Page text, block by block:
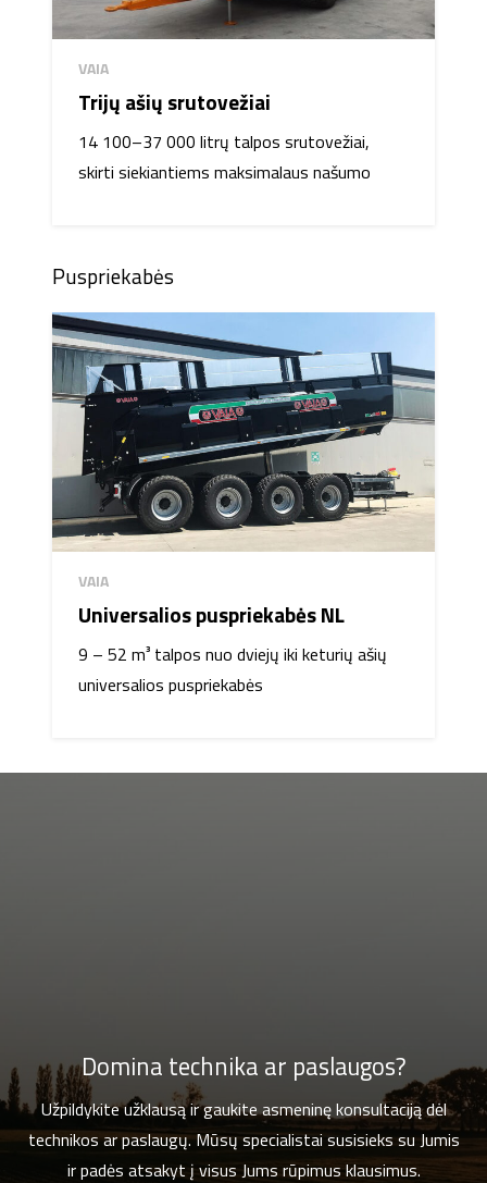
VAIA
Trijų ašių srutovežiai
14 100–37 000 litrų talpos srutovežiai,
skirti siekiantiems maksimalaus našumo
Puspriekabės
VAIA
Universalios puspriekabės NL
9 – 52 m³ talpos nuo dviejų iki keturių ašių
universalios puspriekabės
Domina technika ar paslaugos?
Užpildykite užklausą ir gaukite asmeninę konsultaciją dėl
technikos ar paslaugų. Mūsų specialistai susisieks su Jumis
ir padės atsakyt į visus Jums rūpimus klausimus.